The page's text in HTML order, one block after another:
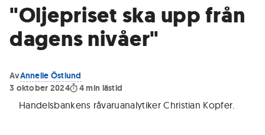
"Oljepriset ska upp från
dagens nivåer"
AvAnnelie Östlund
3 oktober 2024
4min lästid
Handelsbankens råvaruanalytiker Christian Kopfer.